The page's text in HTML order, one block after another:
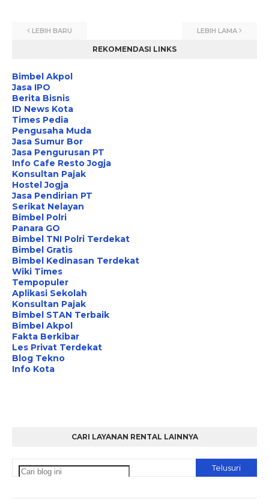
LEBIH BARU LEBIH LAMA
REKOMENDASI LINKS
Bimbel Akpol
Jasa IPO
Berita Bisnis
ID News Kota
Times Pedia
Pengusaha Muda
Jasa Sumur Bor
Jasa Pengurusan PT
Info Cafe Resto Jogja
Konsultan Pajak
Hostel Jogja
Jasa Pendirian PT
Serikat Nelayan
Bimbel Polri
Panara GO
Bimbel TNI Polri Terdekat
Bimbel Gratis
Bimbel Kedinasan Terdekat
Wiki Times
Tempopuler
Aplikasi Sekolah
Konsultan Pajak
Bimbel STAN Terbaik
Bimbel Akpol
Fakta Berkibar
Les Privat Terdekat
Blog Tekno
Info Kota
CARI LAYANAN RENTAL LAINNYA